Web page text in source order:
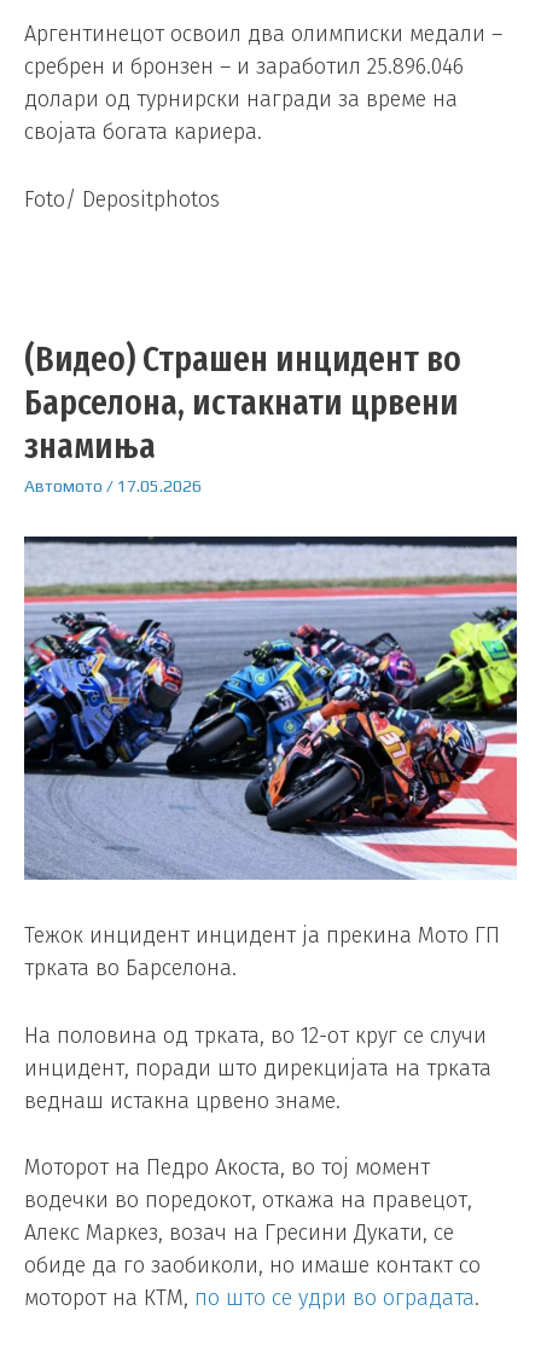
Аргентинецот освоил два олимписки медали –
сребрен и бронзен – и заработил 25.896.046
долари од турнирски награди за време на
својата богата кариера.
Foto/ Depositphotos
(Видео) Страшен инцидент во
Барселона, истакнати црвени
знамиња
Автомото / 17.05.2026
Тежок инцидент инцидент ја прекина Мото ГП
трката во Барселона.
На половина од трката, во 12-от круг се случи
инцидент, поради што дирекцијата на трката
веднаш истакна црвено знаме.
Моторот на Педро Акоста, во тој момент
водечки во поредокот, откажа на правецот,
Алекс Маркез, возач на Гресини Дукати, се
обиде да го заобиколи, но имаше контакт со
моторот на КТМ, по што се удри во оградата.